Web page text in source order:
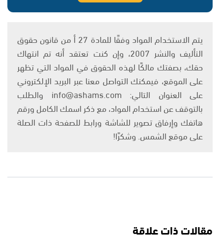
يتم الاستخدام المواد وفقًا للمادة 27 أ من قانون حقوق
التأليف والنشر 2007، وإن كنت تعتقد أنه تم انتهاك
حقك، بصفتك مالكًا لهذه الحقوق في المواد التي تظهر
على الموقع، فيمكنك التواصل معنا عبر البريد الإلكتروني
على العنوان التالي: info@ashams.com والطلب
بالتوقف عن استخدام المواد، مع ذكر اسمك الكامل ورقم
هاتفك وإرفاق تصوير للشاشة ورابط للصفحة ذات الصلة
على موقع الشمس. وشكرًا!
مقالات ذات علاقة